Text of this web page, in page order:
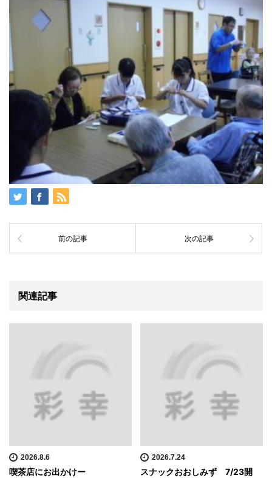
前の記事 次の記事
関連記事
2026.8.6
喫茶店にお出かけー
2026.7.24
スナックおおしみず 7/23開